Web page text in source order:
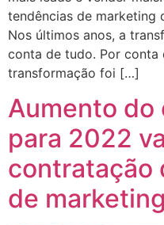
tendências de marketing
Nos últimos anos, a
conta de tudo. Por conta
transformação foi […]
Aumento do
para 2022
contratação
de marketing